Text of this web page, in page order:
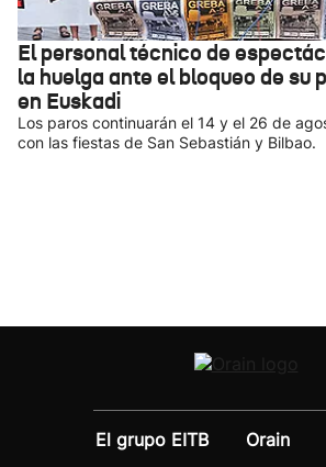
El personal técnico de
la huelga ante el bloqueo de su
en Euskadi
Los paros continuarán el 14 y el 26 de
con las fiestas de San Sebastián y Bilbao.
El grupo EITB
Orain